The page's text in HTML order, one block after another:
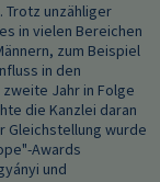
Trotz unzähliger
in vielen Bereichen
zum Beispiel
in den
Jahr in Folge
die Kanzlei daran
Gleichstellung wurde
Awards
und